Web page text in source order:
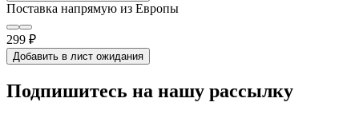
Поставка напрямую из Европы
299 ₽
Добавить в лист ожидания
Подпишитесь на нашу рассылку